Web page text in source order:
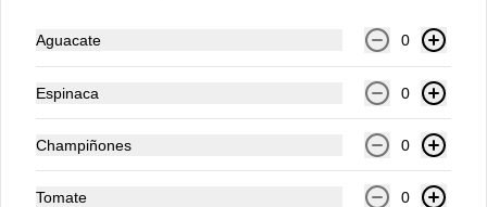
Con queso parmesano, cilantro.
Aguacate 0
Espinaca 0
Champiñones 0
Tomate 0